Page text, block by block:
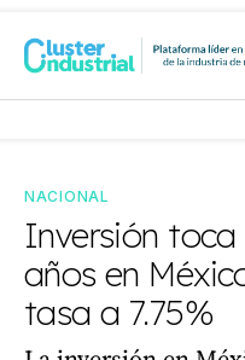
NACIONAL
Inversión
años en
tasa a 7.75%